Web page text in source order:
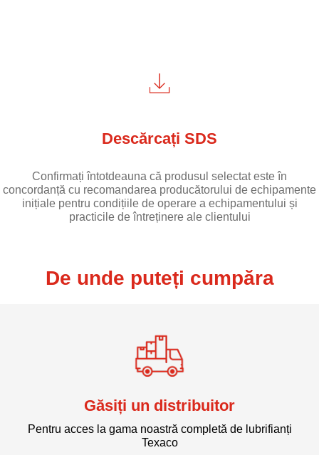
Descărcați SDS
Confirmați întotdeauna că produsul selectat este în
concordanță cu recomandarea producătorului de echipamente
inițiale pentru condițiile de operare a echipamentului și
practicile de întreținere ale clientului
De unde puteți cumpăra
Găsiți un distribuitor
Pentru acces la gama noastră completă de lubrifianți
Texaco